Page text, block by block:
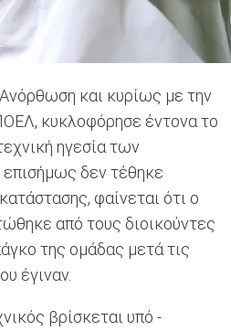
και κυρίως με την
κυκλοφόρησε έντονα το
ηγεσία των
επισήμως δεν τέθηκε
φαίνεται ότι ο
από τους διοικούντες
της ομάδας μετά τις
έγιναν.
βρίσκεται υπό -